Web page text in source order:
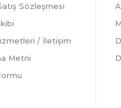
Sözleşmesi
/ İletişim
Metni